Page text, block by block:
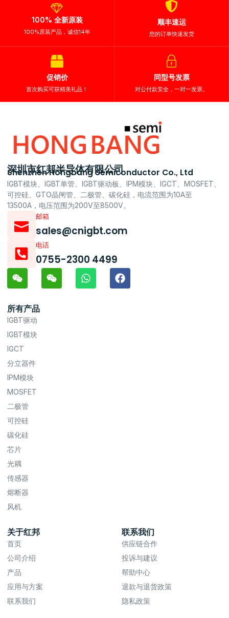
100% 全新原装
100%原装产品，诚信14年
顺丰速运
您的订单快速发货
促销价
首次购买可获精美礼品！
同型号发票
对公付款安全，一对一发票。
深圳市红邦半导体有限公司
Shenzhen Hongbang Semiconductor Co., Ltd
IGBT模块、IGBT单管、IGBT驱动板、IPM模块、IGCT、MOSFET、
可控硅、GTO晶闸管、二极管、碳化硅，电流范围为10A至
13500A，电压范围为200V至8500V。
邮箱
sales@cnigbt.com
电话
0755-2300 4499
所有产品
IGBT驱动
IGBT模块
IGCT
分立器件
IPM模块
MOSFET
二极管
可控硅
碳化硅
芯片
光耦
传感器
熔断器
风机
关于红邦
首页
公司介绍
产品
应用与方案
联系我们
联系我们
供应链合作
投诉与建议
帮助中心
退款与退货政策
隐私政策